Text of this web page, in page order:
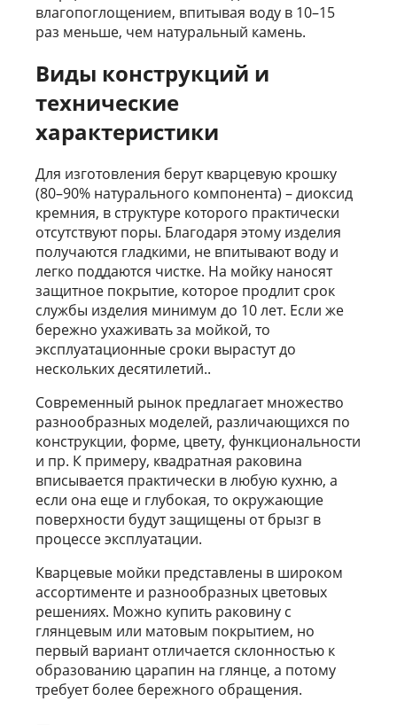
влагопоглощением, впитывая воду в 10–15
раз меньше, чем натуральный камень.
Виды конструкций и
технические
характеристики
Для изготовления берут кварцевую крошку
(80–90% натурального компонента) – диоксид
кремния, в структуре которого практически
отсутствуют поры. Благодаря этому изделия
получаются гладкими, не впитывают воду и
легко поддаются чистке. На мойку наносят
защитное покрытие, которое продлит срок
службы изделия минимум до 10 лет. Если же
бережно ухаживать за мойкой, то
эксплуатационные сроки вырастут до
нескольких десятилетий..
Современный рынок предлагает множество
разнообразных моделей, различающихся по
конструкции, форме, цвету, функциональности
и пр. К примеру, квадратная раковина
вписывается практически в любую кухню, а
если она еще и глубокая, то окружающие
поверхности будут защищены от брызг в
процессе эксплуатации.
Кварцевые мойки представлены в широком
ассортименте и разнообразных цветовых
решениях. Можно купить раковину с
глянцевым или матовым покрытием, но
первый вариант отличается склонностью к
образованию царапин на глянце, а потому
требует более бережного обращения.